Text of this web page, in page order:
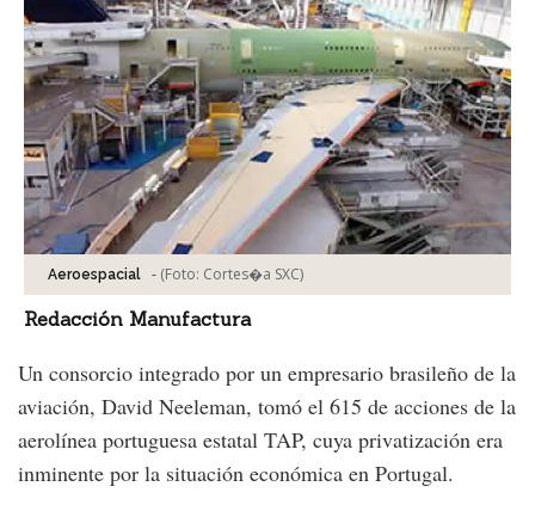
Aeroespacial - (Foto: Cortes�a SXC)
Redacción Manufactura
Un consorcio integrado por un empresario brasileño de la
aviación, David Neeleman, tomó el 615 de acciones de la
aerolínea portuguesa estatal TAP, cuya privatización era
inminente por la situación económica en Portugal.